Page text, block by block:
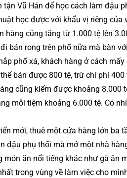
Vũ Hán để học cách làm đậu
học được với khẩu vị riêng
hàng cũng tăng từ 1.000 tệ lên
bán rong trên phố nữa mà bàn
phố xá, khách hàng ở cách
bán được 800 tệ, trừ chi phí
cũng kiếm được khoảng 8.000
mỗi tiệm khoảng 6.000 tệ. Có
mới, thuê một cửa hàng lớn ba
đậu phụ thối mà mở một nhà
ăn nổi tiếng khác như gà ăn
trong vùng về làm việc cho